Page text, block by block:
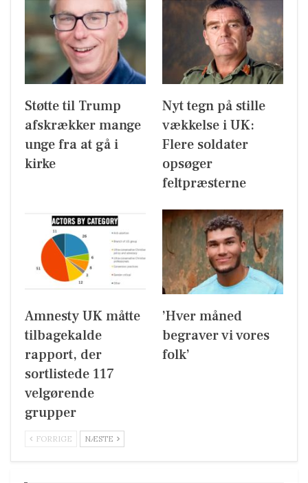
Støtte til Trump
afskrækker mange
unge fra at gå i
kirke
Nyt tegn på stille
vækkelse i UK:
Flere soldater
opsøger
feltpræsterne
Amnesty UK måtte
tilbagekalde
rapport, der
sortlistede 117
velgørende
grupper
’Hver måned
begraver vi vores
folk’
FORRIGE NÆSTE